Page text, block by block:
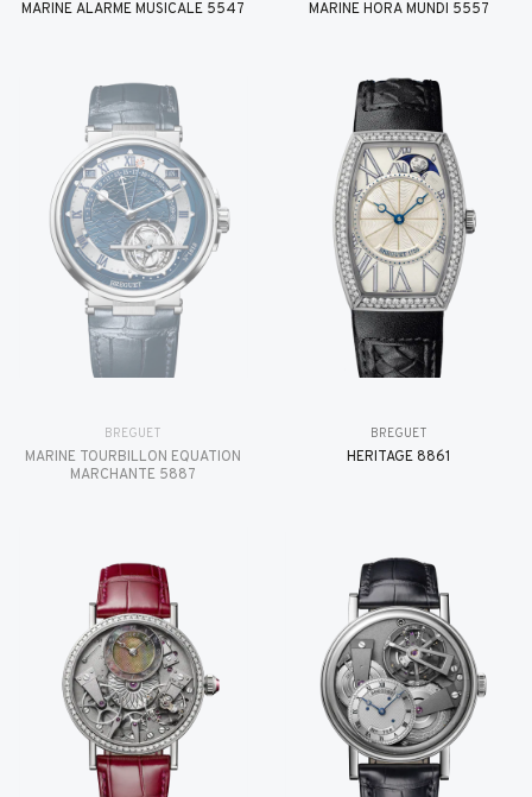
MARINE ALARME MUSICALE 5547 MARINE HORA MUNDI 5557
BREGUET
MARINE TOURBILLON ÉQUATION
MARCHANTE 5887
BREGUET
HÉRITAGE 8861